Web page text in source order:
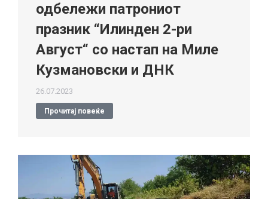
одбележи патрониот
празник “Илинден 2-ри
Август“ со настап на Миле
Кузмановски и ДНК
26.07.2023
Прочитај повеќе